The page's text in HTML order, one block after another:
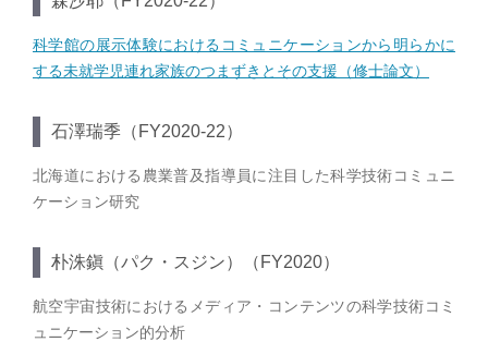
科学館の展示体験におけるコミュニケーションから明らかに
する未就学児連れ家族のつまずきとその支援（修士論文）
石澤瑞季（FY2020-22）
北海道における農業普及指導員に注目した科学技術コミュニ
ケーション研究
朴洙鎭（パク・スジン）（FY2020）
航空宇宙技術におけるメディア・コンテンツの科学技術コミ
ュニケーション的分析